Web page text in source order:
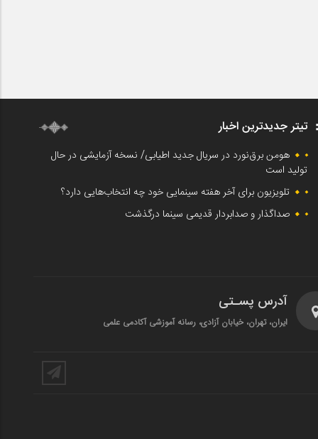
تیتر جدیدترین اخبار
هومن برق‌نورد در سریال جدید اطیابی/ نسخه آزمایشی در حال
تولید است
تلویزیون برای آخر هفته سینمایی خود چه انتخاب‌هایی دارد؟
صداگذار و صدابردار قدیمی سینما درگذشت
آدرس پسـتی
ایران، تهران، خیابان آزادی، رسانه آموزشی آکادمی علمی